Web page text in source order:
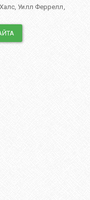
, Уилл Феррелл,